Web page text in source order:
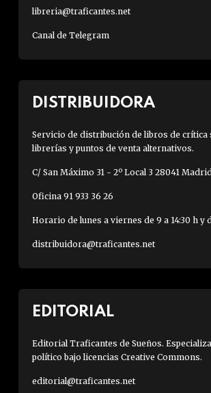
libreria@traficantes.net
Canal de Telegram
DISTRIBUIDORA
Servicio de distribución de libros de crítica
librerías y puntos de venta alternativos.
C/ San Máximo 31 - 2º Local 3 28041 Madrid
Oficina 91 933 36 26
Horario de lunes a viernes de 9 a 14:30 h y
distribuidora@traficantes.net
EDITORIAL
Editorial Traficantes de Sueños.
político bajo licencias Creative Commons.
editorial@traficantes.net